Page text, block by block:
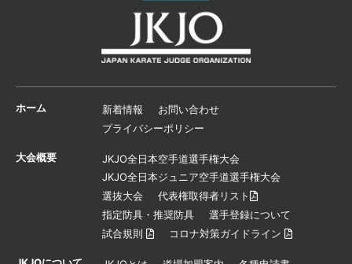
ホーム 新着情報
お問い合わせ
プライバシーポリシー
大会概要
JKJO全日本空手道選手権大会
JKJO全日本ジュニア空手道選手権大会
選抜大会
代表権取得者リスト
指定防具・推奨防具
選手登録について
試合規則
コロナ対策ガイドライン